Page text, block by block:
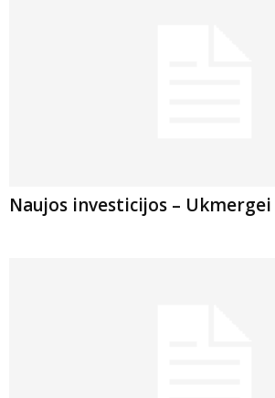
Naujos investicijos – Ukmergei